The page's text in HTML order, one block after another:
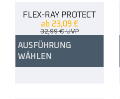
FLEX-RAY PROTECT
ab 23,09 €
32,99€UVP
AUSFÜHRUNG
WÄHLEN